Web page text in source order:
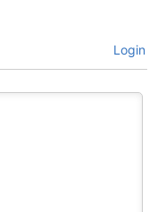
Login